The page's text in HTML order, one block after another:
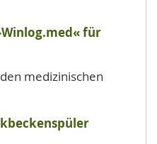
für
medizinischen